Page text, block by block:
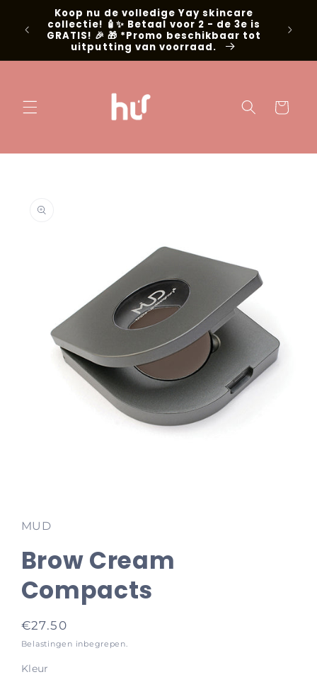
Meteen naar
de content
Koop nu de volledige Yay skincare
collectie! 🧴✨ Betaal voor 2 - de 3e is
GRATIS! 🎉 🎁 *Promo beschikbaar tot
uitputting van voorraad.
in
modaal
MUD
Brow Cream
Compacts
Normale
prijs
€27.50
Belastingen inbegrepen.
Kleur